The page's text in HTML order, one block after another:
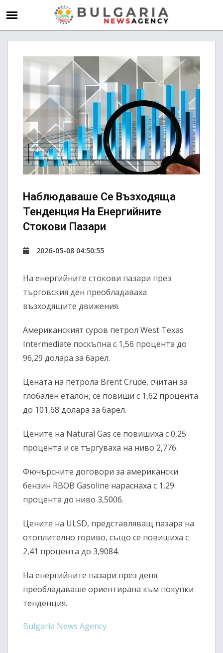
Наблюдаваше Се Възходяща
Тенденция На Енергийните
Стокови Пазари
2026-05-08 04:50:55
На енергийните стокови пазари през
търговския ден преобладаваха
възходящите движения.
Американският суров петрол West Texas
Intermediate поскъпна с 1,56 процента до
96,29 долара за барел.
Цената на петрола Brent Crude, считан за
глобален еталон, се повиши с 1,62 процента
до 101,68 долара за барел.
Цените на Natural Gas се повишиха с 0,25
процента и се търгуваха на ниво 2,776.
Фючърсните договори за американски
бензин RBOB Gasoline нараснаха с 1,29
процента до ниво 3,5006.
Цените на ULSD, представляващ пазара на
отоплително гориво, също се повишиха с
2,41 процента до 3,9084.
На енергийните пазари през деня
преобладаваше ориентирана към покупки
тенденция.
Bulgaria News Agency